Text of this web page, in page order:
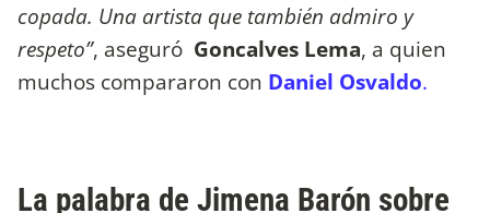
copada. Una artista que también admiro y
respeto”, aseguró Goncalves Lema, a quien
muchos compararon con Daniel Osvaldo.
La palabra de Jimena Barón sobre